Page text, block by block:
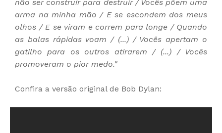
não ser construir para destruir / Vocês põem uma
arma na minha mão / E se escondem dos meus
olhos / E se viram e correm para longe / Quando
as balas rápidas voam / (...) / Vocês apertam o
gatilho para os outros atirarem / (...) / Vocês
promoveram o pior medo."
Confira a versão original de Bob Dylan: